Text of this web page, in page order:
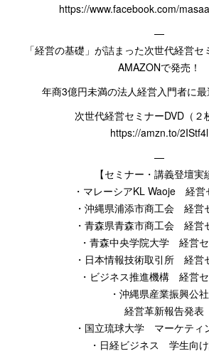
https://www.facebook.com/
—
「経営の基礎」が詰まった次世代経営セ
AMAZONで発売！
年商3億円未満の法人経営入門者に最
次世代経営セミナーDVD （２
https://amzn.to/2IStf4l
—
【セミナー・講義登壇実
・マレーシアKL Waoje 経営
・沖縄県浦添市商工会 経営
・青森県青森市商工会 経営
・青森中央学院大学 経営
・日本情報技術取引所 経営
・ビジネス推進機構 経営
・沖縄県産業振興公社
経営革新報告発表
・国立琉球大学 マーケティ
・日経ビジネス 学生向